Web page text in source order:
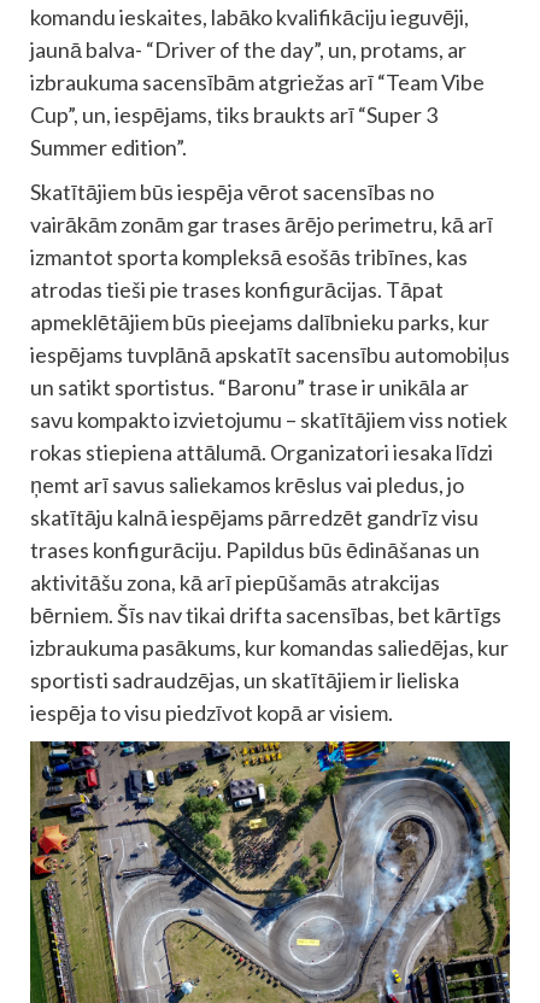
komandu ieskaites, labāko kvalifikāciju ieguvēji,
jaunā balva- “Driver of the day”, un, protams, ar
izbraukuma sacensībām atgriežas arī “Team Vibe
Cup”, un, iespējams, tiks braukts arī “Super 3
Summer edition”.
Skatītājiem būs iespēja vērot sacensības no
vairākām zonām gar trases ārējo perimetru, kā arī
izmantot sporta kompleksā esošās tribīnes, kas
atrodas tieši pie trases konfigurācijas. Tāpat
apmeklētājiem būs pieejams dalībnieku parks, kur
iespējams tuvplānā apskatīt sacensību automobiļus
un satikt sportistus. “Baronu” trase ir unikāla ar
savu kompakto izvietojumu – skatītājiem viss notiek
rokas stiepiena attālumā. Organizatori iesaka līdzi
ņemt arī savus saliekamos krēslus vai pledus, jo
skatītāju kalnā iespējams pārredzēt gandrīz visu
trases konfigurāciju. Papildus būs ēdināšanas un
aktivitāšu zona, kā arī piepūšamās atrakcijas
bērniem. Šīs nav tikai drifta sacensības, bet kārtīgs
izbraukuma pasākums, kur komandas saliedējas, kur
sportisti sadraudzējas, un skatītājiem ir lieliska
iespēja to visu piedzīvot kopā ar visiem.